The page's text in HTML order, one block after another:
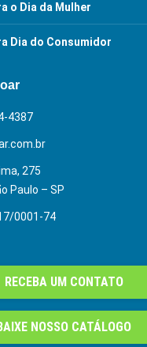
o Dia da Mulher
Dia do Consumidor
4387
275
Paulo – SP
0001-74
RECEBA UM CONTATO
NOSSO CATÁLOGO